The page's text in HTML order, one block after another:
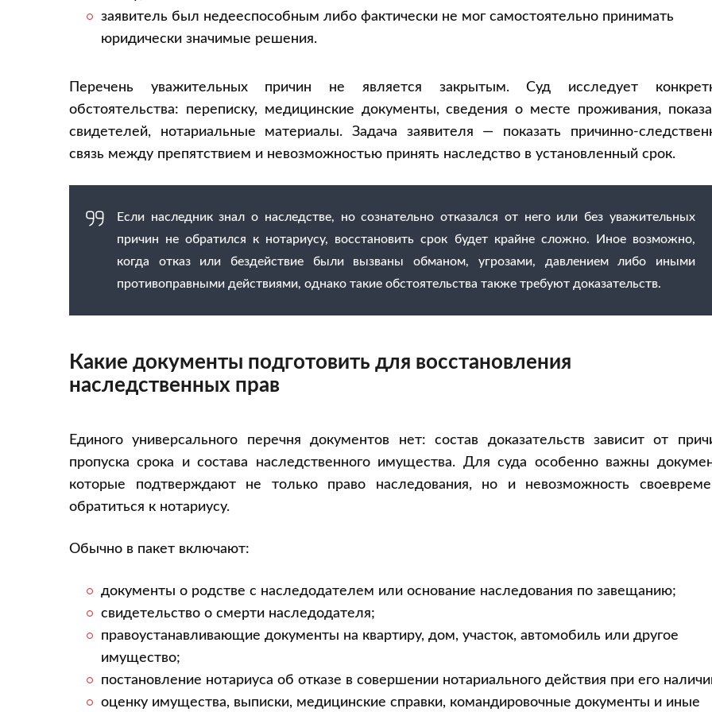
заявитель был недееспособным либо фактически не мог самостоятельно принимать
юридически значимые решения.
Перечень уважительных причин не является закрытым. Суд исследует
обстоятельства: переписку, медицинские документы, сведения о месте проживания,
свидетелей, нотариальные материалы. Задача заявителя — показать причинно-
связь между препятствием и невозможностью принять наследство в установленный срок.
Если наследник знал о наследстве, но сознательно отказался от него или без уважительных
причин не обратился к нотариусу, восстановить срок будет крайне сложно. Иное возможно,
когда отказ или бездействие были вызваны обманом, угрозами, давлением либо иными
противоправными действиями, однако такие обстоятельства также требуют доказательств.
Какие документы подготовить для восстановления
наследственных прав
Единого универсального перечня документов нет: состав доказательств зависит от
пропуска срока и состава наследственного имущества. Для суда особенно важны
которые подтверждают не только право наследования, но и невозможность
обратиться к нотариусу.
Обычно в пакет включают:
документы о родстве с наследодателем или основание наследования по завещанию;
свидетельство о смерти наследодателя;
правоустанавливающие документы на квартиру, дом, участок, автомобиль или другое
имущество;
постановление нотариуса об отказе в совершении нотариального действия при его
оценку имущества, выписки, медицинские справки, командировочные документы и иные